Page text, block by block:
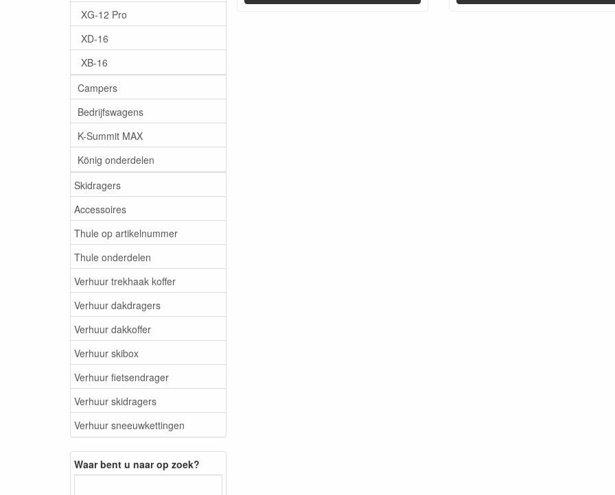
XG-12 Pro
XD-16
XB-16
Campers
Bedrijfswagens
K-Summit MAX
König onderdelen
Skidragers
Accessoires
Thule op artikelnummer
Thule onderdelen
Verhuur trekhaak koffer
Verhuur dakdragers
Verhuur dakkoffer
Verhuur skibox
Verhuur fietsendrager
Verhuur skidragers
Verhuur sneeuwkettingen
Waar bent u naar op zoek?